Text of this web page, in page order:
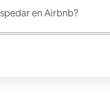
en Airbnb?